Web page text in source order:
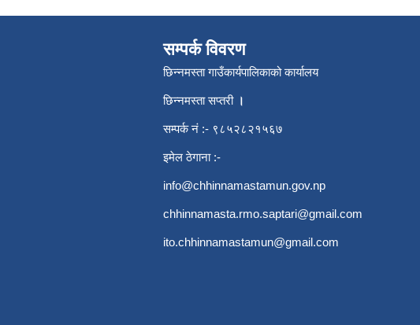
सम्पर्क विवरण
छिन्नमस्ता गाउँकार्यपालिकाको कार्यालय
छिन्नमस्ता सप्तरी ।
सम्पर्क नं :- ९८५२८२१५६७
इमेल ठेगाना :-
info@chhinnamastamun.gov.np
chhinnamasta.rmo.saptari@gmail.com
ito.chhinnamastamun@gmail.com